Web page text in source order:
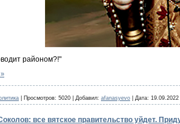
районом?!"
Просмотров: 5020 Добавил: afanasyevo Дата: 19.09.2022
все вятское правительство уйдет.